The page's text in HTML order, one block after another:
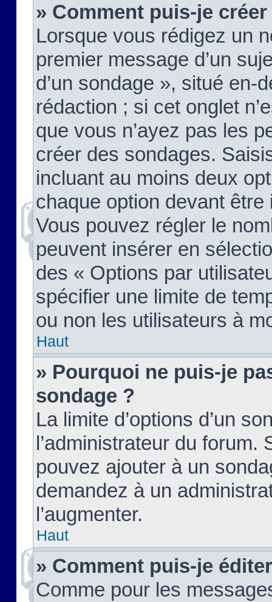
» Comment puis-je
Lorsque vous rédigez un
premier message d’un
d’un sondage », situé en-
rédaction ; si cet onglet
que vous n’ayez pas les
créer des sondages.
incluant au moins deux
chaque option devant
Vous pouvez régler le
peuvent insérer en
des « Options par
spécifier une limite de
ou non les utilisateurs à
Haut
» Pourquoi ne puis-je
sondage ?
La limite d’options d’un
l’administrateur du forum.
pouvez ajouter à un
demandez à un
l’augmenter.
Haut
» Comment puis-je
Comme pour les